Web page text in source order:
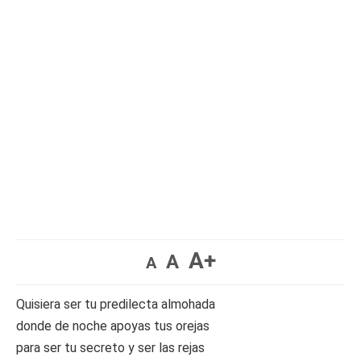
A A A+
Quisiera ser tu predilecta almohada
donde de noche apoyas tus orejas
para ser tu secreto y ser las rejas